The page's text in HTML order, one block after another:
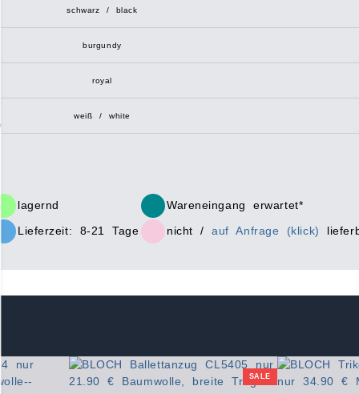
schwarz / black
burgundy
royal
weiß / white
lagernd
Wareneingang erwartet*
Lieferzeit: 8-21 Tage
nicht /auf Anfrage (klick)
SALE